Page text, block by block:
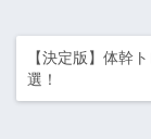
【決定版】体幹
選！